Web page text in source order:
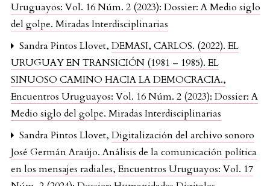
Uruguayos: Vol. 16 Núm. 2 (2023): Dossier: A Medio siglo
del golpe. Miradas Interdisciplinarias
Sandra Pintos Llovet, DEMASI, CARLOS. (2022). EL
URUGUAY EN TRANSICIÓN (1981 – 1985). EL
SINUOSO CAMINO HACIA LA DEMOCRACIA.,
Encuentros Uruguayos: Vol. 16 Núm. 2 (2023): Dossier: A
Medio siglo del golpe. Miradas Interdisciplinarias
Sandra Pintos Llovet, Digitalización del archivo sonoro
José Germán Araújo. Análisis de la comunicación política
en los mensajes radiales,Encuentros Uruguayos: Vol. 17